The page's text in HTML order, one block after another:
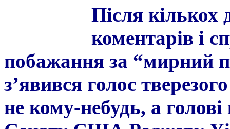
Після кількох
коментарів і
побажання за “мирний
з’явився голос
не кому-небудь, а